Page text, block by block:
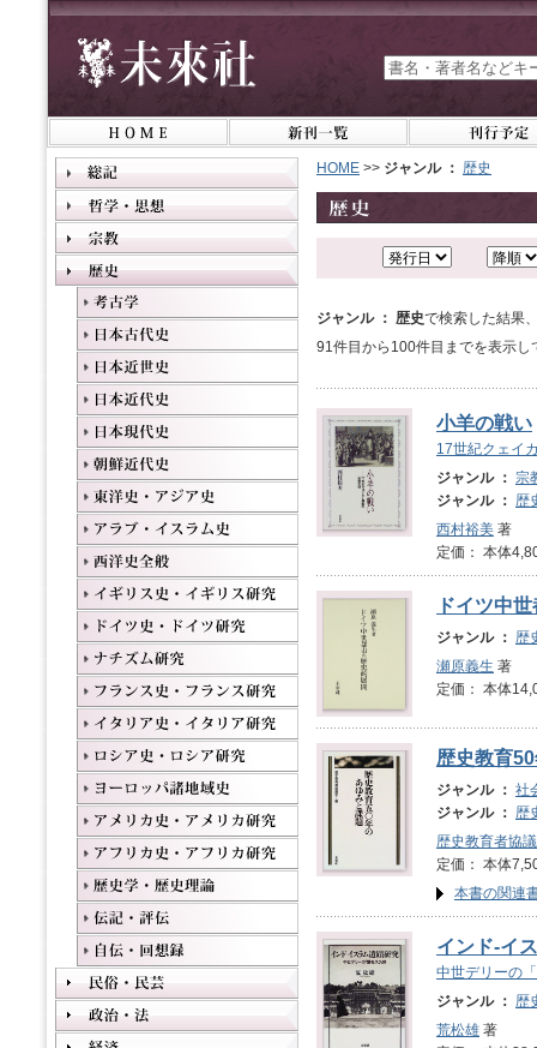
HOME >> ジャンル ： 歴史
ジャンル ： 歴史で検索した結果
91件目から100件目までを表示し
小羊の戦い
17世紀クェイ
ジャンル ： 宗
ジャンル ： 歴
西村裕美 著
定価： 本体
ドイツ中
ジャンル ： 歴
瀬原義生 著
定価： 本体
歴史教育
ジャンル ： 社
ジャンル ： 歴
歴史教育者協
定価： 本体
本書の関連
インド‐イ
中世デリーの
ジャンル ： 歴
荒松雄 著